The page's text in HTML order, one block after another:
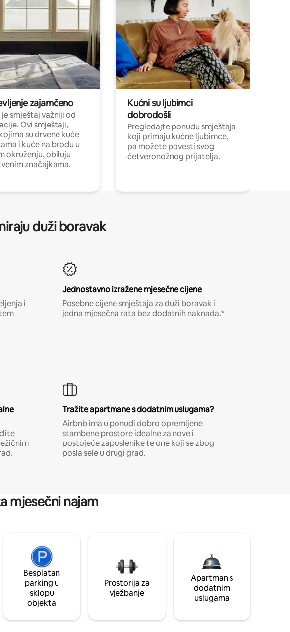
zajamčeno
je smještaj važniji od
Ovi smještaji,
su drvene kuće
i kuće na brodu u
okruženju, obiluju
značajkama.
Kućni su ljubimci
dobrodošli
Pregledajte ponudu smještaja
koji primaju kućne ljubimce,
pa možete povesti svog
četveronožnog prijatelja.
duži boravak
i
Jednostavno izražene mjesečne cijene
Posebne cijene smještaja za duži boravak i
jedna mjesečna rata bez dodatnih naknada.*
Tražite apartmane s dodatnim uslugama?
Airbnb ima u ponudi dobro opremljene
stambene prostore idealne za nove i
postojeće zaposlenike te one koji se zbog
posla sele u drugi grad.
mjesečni najam
Besplatan
parking u
sklopu
objekta
Prostorija za
vježbanje
Apartman s
dodatnim
uslugama